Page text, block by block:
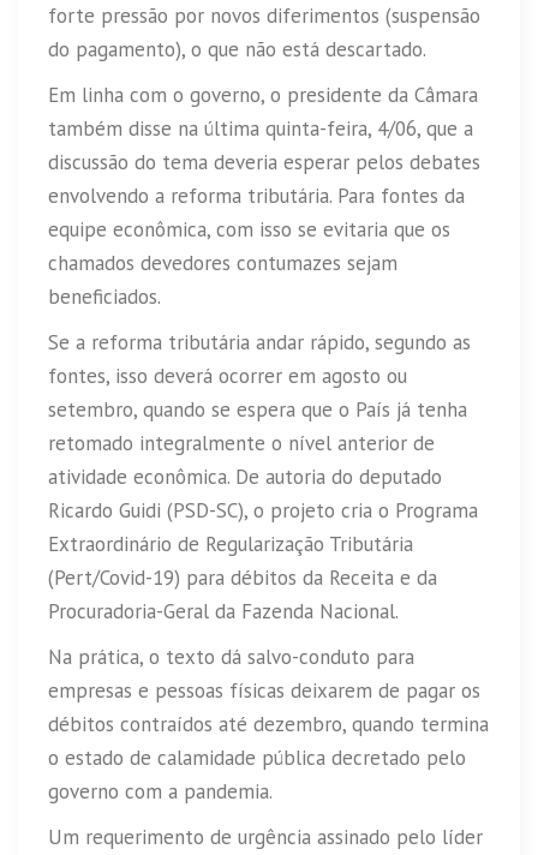
forte pressão por novos diferimentos (suspensão
do pagamento), o que não está descartado.
Em linha com o governo, o presidente da Câmara
também disse na última quinta-feira, 4/06, que a
discussão do tema deveria esperar pelos debates
envolvendo a reforma tributária. Para fontes da
equipe econômica, com isso se evitaria que os
chamados devedores contumazes sejam
beneficiados.
Se a reforma tributária andar rápido, segundo as
fontes, isso deverá ocorrer em agosto ou
setembro, quando se espera que o País já tenha
retomado integralmente o nível anterior de
atividade econômica. De autoria do deputado
Ricardo Guidi (PSD-SC), o projeto cria o Programa
Extraordinário de Regularização Tributária
(Pert/Covid-19) para débitos da Receita e da
Procuradoria-Geral da Fazenda Nacional.
Na prática, o texto dá salvo-conduto para
empresas e pessoas físicas deixarem de pagar os
débitos contraídos até dezembro, quando termina
o estado de calamidade pública decretado pelo
governo com a pandemia.
Um requerimento de urgência assinado pelo líder